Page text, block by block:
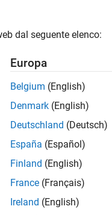
dal seguente elenco:
Europa
Belgium (English)
Denmark (English)
Deutschland (Deutsch)
España (Español)
Finland (English)
France (Français)
Ireland (English)